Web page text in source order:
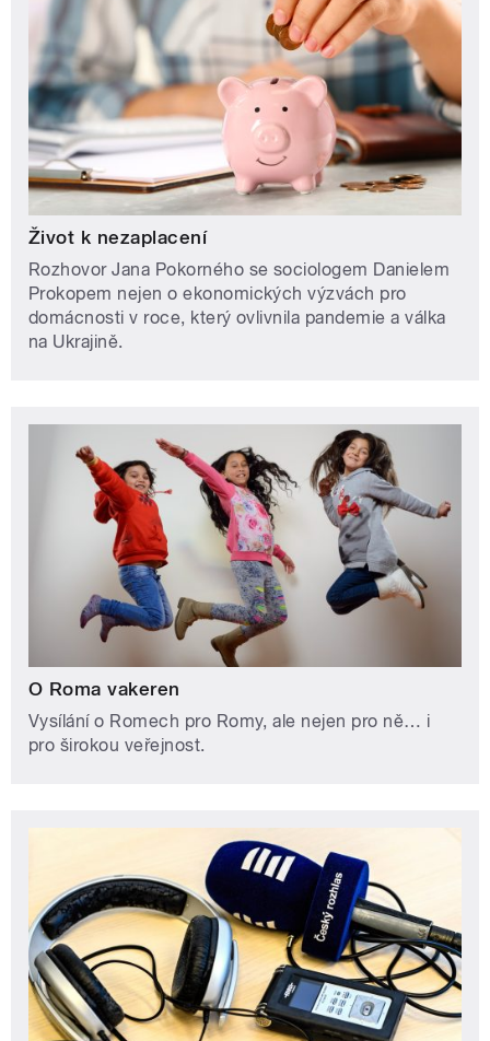
Život k nezaplacení
Rozhovor Jana Pokorného se sociologem Danielem
Prokopem nejen o ekonomických výzvách pro
domácnosti v roce, který ovlivnila pandemie a válka
na Ukrajině.
O Roma vakeren
Vysílání o Romech pro Romy, ale nejen pro ně… i
pro širokou veřejnost.